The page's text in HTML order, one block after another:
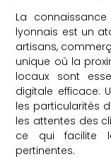
La
lyonnais est un
artisans,
unique où la
locaux sont
digitale efficace.
les particularités
les attentes des
ce qui facilite
pertinentes.